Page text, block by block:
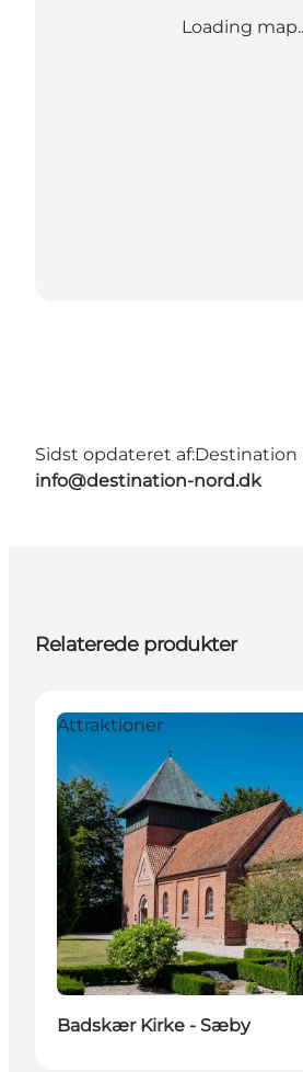
Loading
Sidst opdateret af:Destination
info@destination-nord.dk
Relaterede produkter
Attraktioner
Badskær Kirke - Sæby